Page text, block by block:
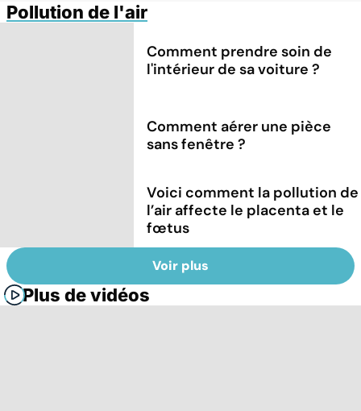
Pollution de l'air
Comment prendre soin de
l'intérieur de sa voiture ?
Comment aérer une pièce
sans fenêtre ?
Voici comment la pollution de
l’air affecte le placenta et le
fœtus
Voir plus
Plus de vidéos